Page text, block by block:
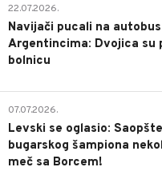
22.07.2026.
Navijači pucali na
Argentincima: Dvojica su
bolnicu
07.07.2026.
Levski se oglasio:
bugarskog šampiona
meč sa Borcem!